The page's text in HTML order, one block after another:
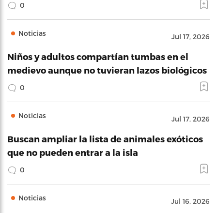
0
Noticias Jul 17, 2026
Niños y adultos compartían tumbas en el
medievo aunque no tuvieran lazos biológicos
0
Noticias Jul 17, 2026
Buscan ampliar la lista de animales exóticos
que no pueden entrar a la isla
0
Noticias Jul 16, 2026